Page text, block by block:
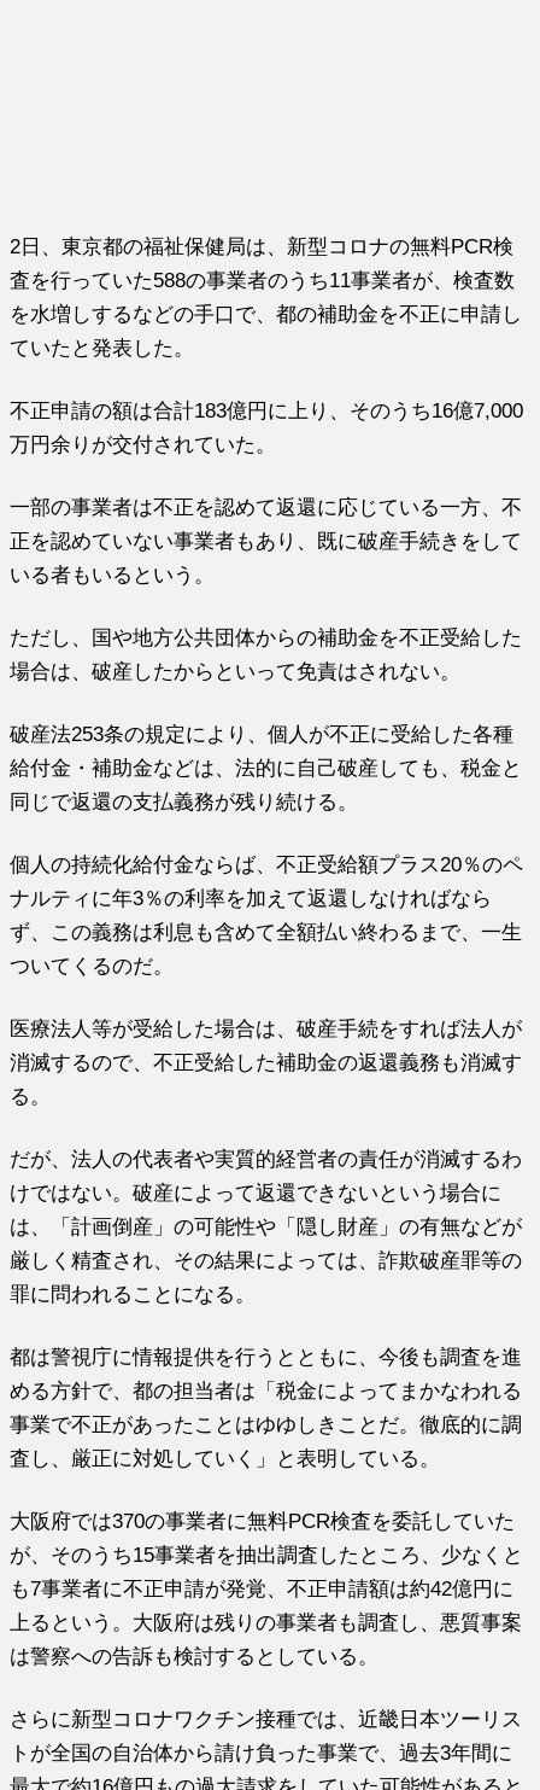
2日、東京都の福祉保健局は、新型コロナの無料PCR検
査を行っていた588の事業者のうち11事業者が、検査数
を水増しするなどの手口で、都の補助金を不正に申請し
ていたと発表した。
不正申請の額は合計183億円に上り、そのうち16億7,000
万円余りが交付されていた。
一部の事業者は不正を認めて返還に応じている一方、不
正を認めていない事業者もあり、既に破産手続きをして
いる者もいるという。
ただし、国や地方公共団体からの補助金を不正受給した
場合は、破産したからといって免責はされない。
破産法253条の規定により、個人が不正に受給した各種
給付金・補助金などは、法的に自己破産しても、税金と
同じで返還の支払義務が残り続ける。
個人の持続化給付金ならば、不正受給額プラス20％のペ
ナルティに年3％の利率を加えて返還しなければなら
ず、この義務は利息も含めて全額払い終わるまで、一生
ついてくるのだ。
医療法人等が受給した場合は、破産手続をすれば法人が
消滅するので、不正受給した補助金の返還義務も消滅す
る。
だが、法人の代表者や実質的経営者の責任が消滅するわ
けではない。破産によって返還できないという場合に
は、「計画倒産」の可能性や「隠し財産」の有無などが
厳しく精査され、その結果によっては、詐欺破産罪等の
罪に問われることになる。
都は警視庁に情報提供を行うとともに、今後も調査を進
める方針で、都の担当者は「税金によってまかなわれる
事業で不正があったことはゆゆしきことだ。徹底的に調
査し、厳正に対処していく」と表明している。
大阪府では370の事業者に無料PCR検査を委託していた
が、そのうち15事業者を抽出調査したところ、少なくと
も7事業者に不正申請が発覚、不正申請額は約42億円に
上るという。大阪府は残りの事業者も調査し、悪質事案
は警察への告訴も検討するとしている。
さらに新型コロナワクチン接種では、近畿日本ツーリス
トが全国の自治体から請け負った事業で、過去3年間に